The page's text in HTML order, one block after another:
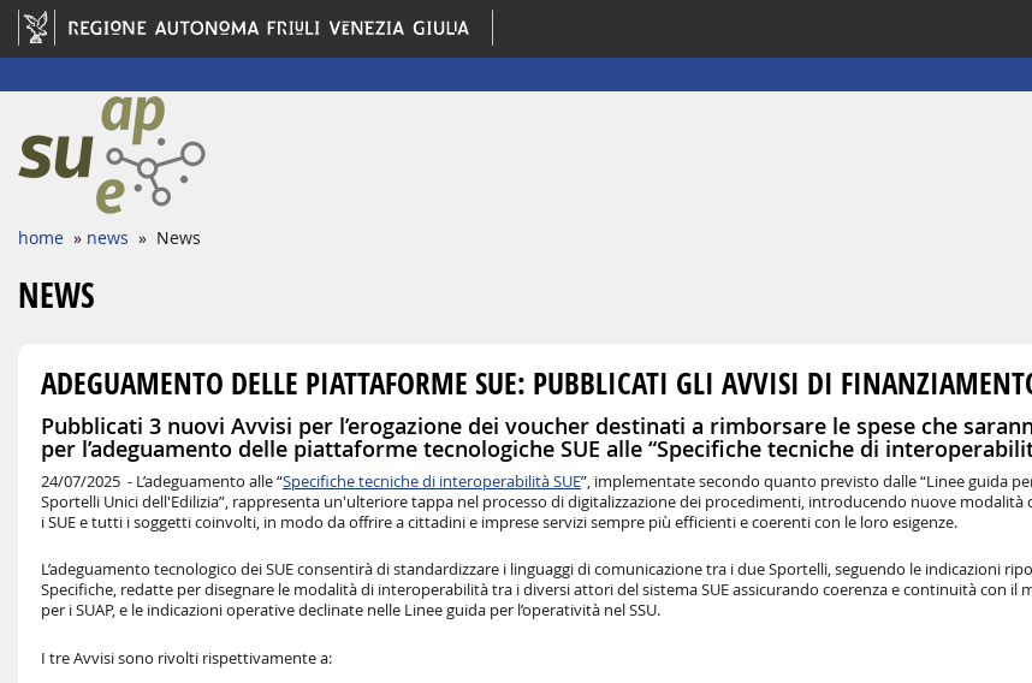
home » news » News
NEWS
ADEGUAMENTO DELLE PIATTAFORME SUE: PUBBLICATI GLI AVVISI DI
Pubblicati 3 nuovi Avvisi per l’erogazione dei voucher destinati a rimborsare le spese che
per l’adeguamento delle piattaforme tecnologiche SUE alle “Specifiche tecniche di
24/07/2025 - L’adeguamento alle “Specifiche tecniche di interoperabilità SUE”, implementate secondo quanto previsto dalle “Linee guida
Sportelli Unici dell'Edilizia”, rappresenta un'ulteriore tappa nel processo di digitalizzazione dei procedimenti, introducendo nuove modalità
i SUE e tutti i soggetti coinvolti, in modo da offrire a cittadini e imprese servizi sempre più efficienti e coerenti con le loro esigenze.
L’adeguamento tecnologico dei SUE consentirà di standardizzare i linguaggi di comunicazione tra i due Sportelli, seguendo le indicazioni
Specifiche, redatte per disegnare le modalità di interoperabilità tra i diversi attori del sistema SUE assicurando coerenza e continuità con il
per i SUAP, e le indicazioni operative declinate nelle Linee guida per l’operatività nel SSU.
I tre Avvisi sono rivolti rispettivamente a: